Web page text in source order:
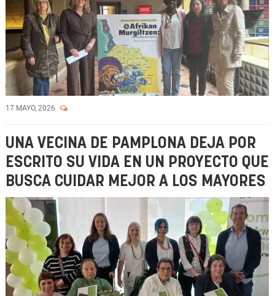
17 MAYO, 2026
UNA VECINA DE PAMPLONA DEJA POR
ESCRITO SU VIDA EN UN PROYECTO QUE
BUSCA CUIDAR MEJOR A LOS MAYORES